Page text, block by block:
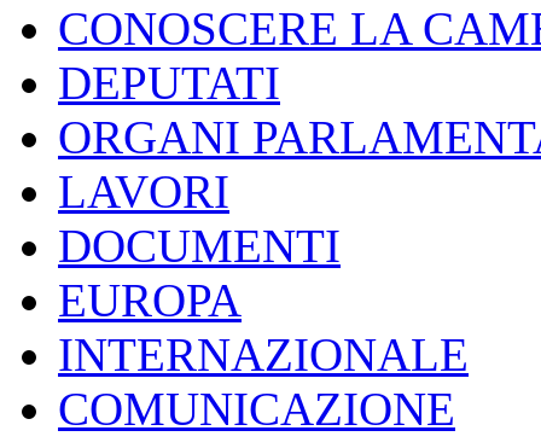
CONOSCERE LA
DEPUTATI
ORGANI
LAVORI
DOCUMENTI
EUROPA
INTERNAZIONALE
COMUNICAZIONE